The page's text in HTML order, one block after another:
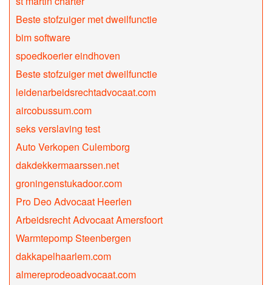
Beste stofzuiger met dweilfunctie
bim software
spoedkoerier eindhoven
Beste stofzuiger met dweilfunctie
leidenarbeidsrechtadvocaat.com
aircobussum.com
seks verslaving test
Auto Verkopen Culemborg
dakdekkermaarssen.net
groningenstukadoor.com
Pro Deo Advocaat Heerlen
Arbeidsrecht Advocaat Amersfoort
Warmtepomp Steenbergen
dakkapelhaarlem.com
almereprodeoadvocaat.com